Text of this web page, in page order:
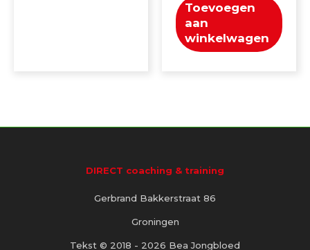
Toevoegen
aan
winkelwagen
DIRECT coaching & training
Gerbrand Bakkerstraat 86
Groningen
Tekst © 2018 - 2026 Bea Jongbloed